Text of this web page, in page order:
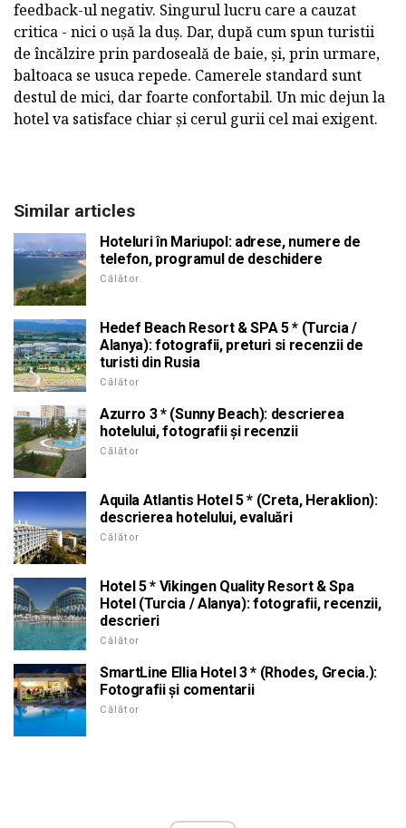
feedback-ul negativ. Singurul lucru care a cauzat
critica - nici o ușă la duș. Dar, după cum spun turistii
de încălzire prin pardoseală de baie, și, prin urmare,
baltoaca se usuca repede. Camerele standard sunt
destul de mici, dar foarte confortabil. Un mic dejun la
hotel va satisface chiar și cerul gurii cel mai exigent.
Similar articles
Hoteluri în Mariupol: adrese, numere de
telefon, programul de deschidere
Călător
Hedef Beach Resort & SPA 5 * (Turcia /
Alanya): fotografii, preturi si recenzii de
turisti din Rusia
Călător
Azurro 3 * (Sunny Beach): descrierea
hotelului, fotografii și recenzii
Călător
Aquila Atlantis Hotel 5 * (Creta, Heraklion):
descrierea hotelului, evaluări
Călător
Hotel 5 * Vikingen Quality Resort & Spa
Hotel (Turcia / Alanya): fotografii, recenzii,
descrieri
Călător
SmartLine Ellia Hotel 3 * (Rhodes, Grecia.):
Fotografii și comentarii
Călător